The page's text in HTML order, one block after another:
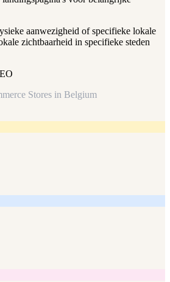
aanwezigheid of specifieke lokale
zichtbaarheid in specifieke steden
Stores in Belgium